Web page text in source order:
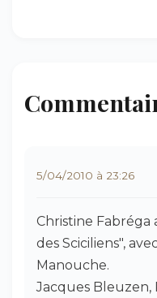
5/04/2010 à 23:26
Christine
des Sciciliens",
Manouche.
Jacques Bleuzen,